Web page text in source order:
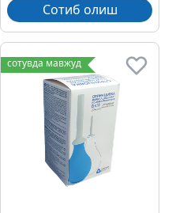
Сотиб олиш
сотувда мавжуд